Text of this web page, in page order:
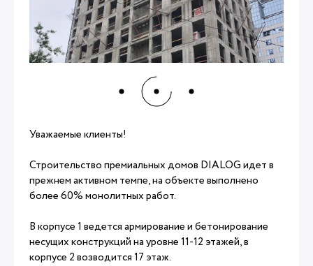
Уважаемые клиенты!
Строительство премиальных домов DIALOG идет в
прежнем активном темпе, на объекте выполнено
более 60% монолитных работ.
В корпусе 1 ведется армирование и бетонирование
несущих конструкций на уровне 11-12 этажей, в
корпусе 2 возводится 17 этаж.